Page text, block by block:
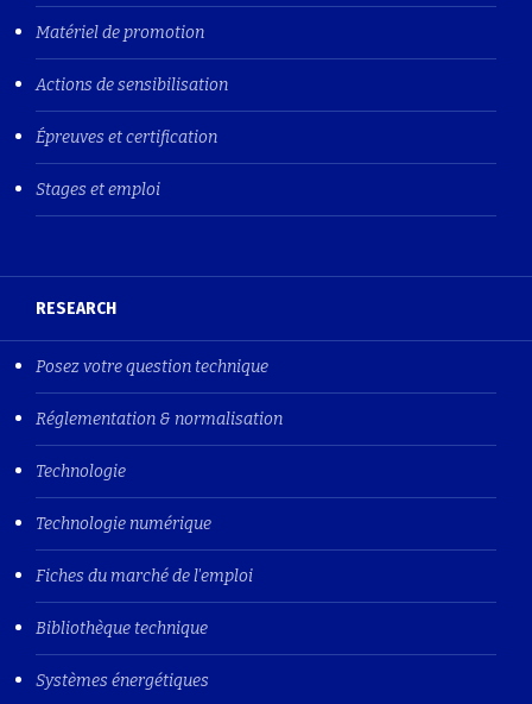
Matériel de promotion
Actions de sensibilisation
Épreuves et certification
Stages et emploi
RESEARCH
Posez votre question technique
Réglementation & normalisation
Technologie
Technologie numérique
Fiches du marché de l'emploi
Bibliothèque technique
Systèmes énergétiques